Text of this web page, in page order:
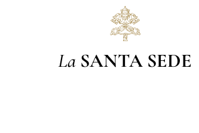
La SANTA SEDE